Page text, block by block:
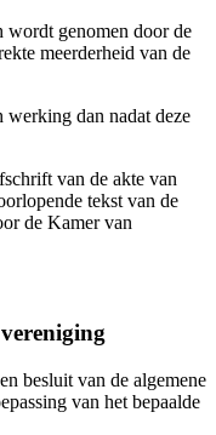
wordt genomen door de
meerderheid van de
werking dan nadat deze
van de akte van
tekst van de
de Kamer van
besluit van de algemene
van het bepaalde